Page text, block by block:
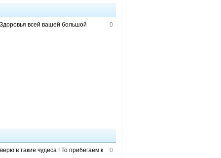
0
всей вашей большой
0
в такие чудеса ! То прибегаем к